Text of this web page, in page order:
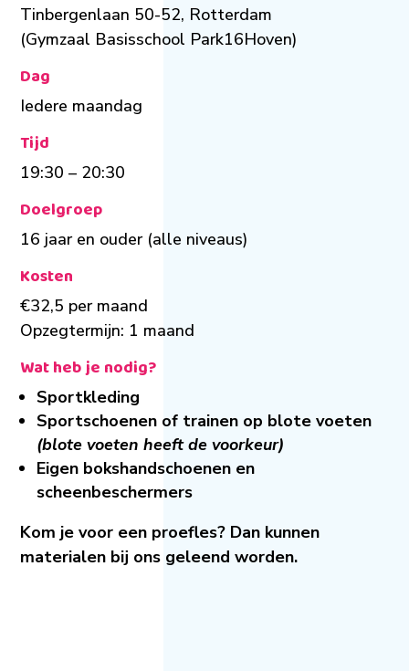
Tinbergenlaan 50-52, Rotterdam
(Gymzaal Basisschool Park16Hoven)
Dag
Iedere maandag
Tijd
19:30 – 20:30
Doelgroep
16 jaar en ouder (alle niveaus)
Kosten
€32,5 per maand
Opzegtermijn: 1 maand
Wat heb je nodig?
Sportkleding
Sportschoenen of trainen op blote voeten
(blote voeten heeft de voorkeur)
Eigen bokshandschoenen en
scheenbeschermers
Kom je voor een proefles? Dan kunnen
materialen bij ons geleend worden.